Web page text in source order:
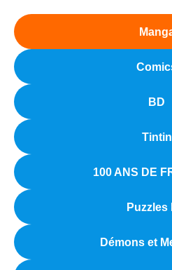
BD
Tintin
100 ANS DE
Puzzles
Démons et